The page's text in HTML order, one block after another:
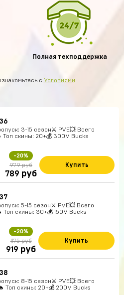
Полная техподдержка
с Условиями
3-15 сезон⚔️ PVE💥 Всего
Топ скины: 20+💰 300V Bucks
-20%
979 руб
789 руб
Купить
5-15 сезон⚔️ PVE💥 Всего
Топ скины: 30+💰 150V Bucks
-20%
1175 руб
919 руб
Купить
8-15 сезон⚔️ PVE💥 Всего
Топ скины: 20+💰 200V Bucks